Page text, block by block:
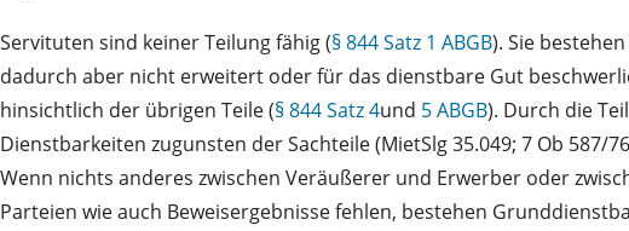
Servituten sind keiner Teilung fähig (§ 844 Satz 1 ABGB). Sie
dadurch aber nicht erweitert oder für das dienstbare Gut
hinsichtlich der übrigen Teile (§ 844 Satz 4und 5 ABGB). Durch die
Dienstbarkeiten zugunsten der Sachteile (MietSlg 35.049; 7 Ob 587/
Wenn nichts anderes zwischen Veräußerer und Erwerber oder
Parteien wie auch Beweisergebnisse fehlen, bestehen